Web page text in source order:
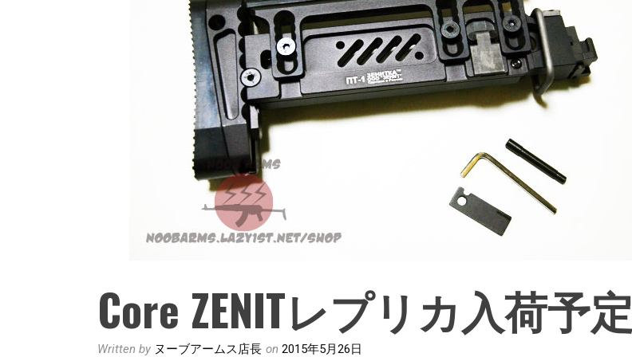
Core ZENITレプリカ入荷予定
Written by ヌーブアームス店長 on 2015年5月26日